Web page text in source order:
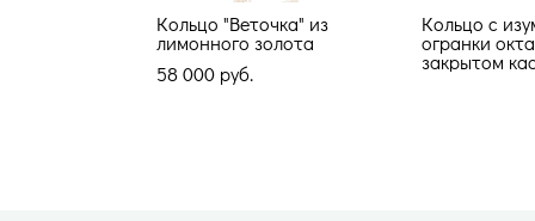
Кольцо "Веточка" из
лимонного золота
58 000 pуб.
Кольцо с
огранки
закрытом